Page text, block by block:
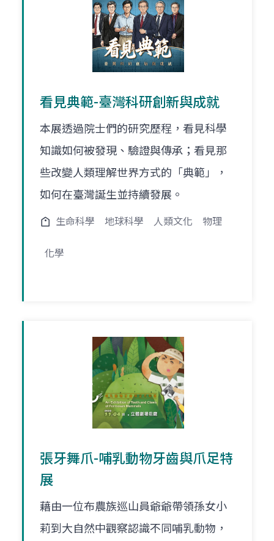
看見典範-臺灣科研創新與成就
本展透過院士們的研究歷程，看見科學
知識如何被發現、驗證與傳承；看見那
些改變人類理解世界方式的「典範」，
如何在臺灣誕生並持續發展。
生命科學 地球科學 人類文化 物理
化學
張牙舞爪-哺乳動物牙齒與爪足特
展
藉由一位布農族巡山員爺爺帶領孫女小
莉到大自然中觀察認識不同哺乳動物，